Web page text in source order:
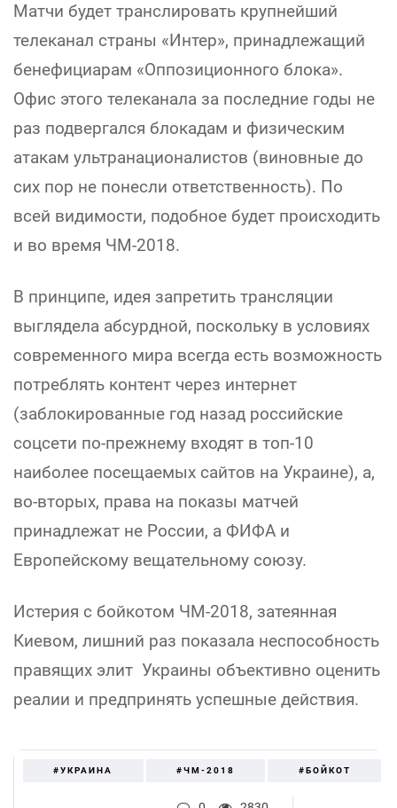
Матчи будет транслировать крупнейший
телеканал страны «Интер», принадлежащий
бенефициарам «Оппозиционного блока».
Офис этого телеканала за последние годы не
раз подвергался блокадам и физическим
атакам ультранационалистов (виновные до
сих пор не понесли ответственность). По
всей видимости, подобное будет происходить
и во время ЧМ-2018.
В принципе, идея запретить трансляции
выглядела абсурдной, поскольку в условиях
современного мира всегда есть возможность
потреблять контент через интернет
(заблокированные год назад российские
соцсети по-прежнему входят в топ-10
наиболее посещаемых сайтов на Украине), а,
во-вторых, права на показы матчей
принадлежат не России, а ФИФА и
Европейскому вещательному союзу.
Истерия с бойкотом ЧМ-2018, затеянная
Киевом, лишний раз показала неспособность
правящих элит Украины объективно оценить
реалии и предпринять успешные действия.
#УКРАИНА #ЧМ-2018 #БОЙКОТ